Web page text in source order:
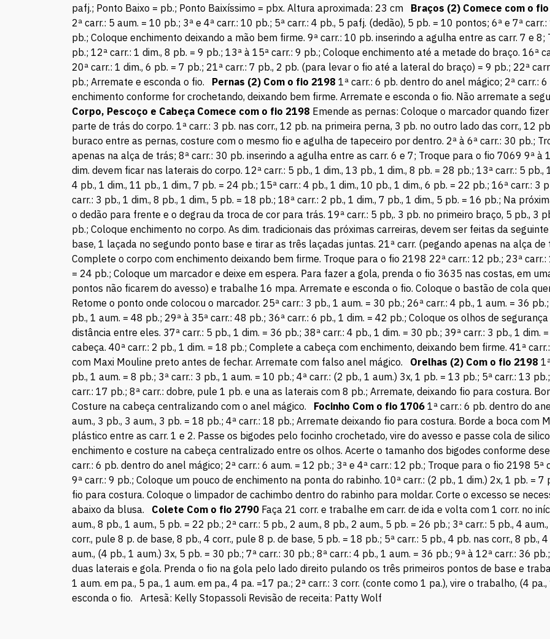
pafj.; Ponto Baixo = pb.; Ponto Baixíssimo = pbx. Altura aproximada: 23 cm Braços (2) Comece com o
2ª carr.: 5 aum. = 10 pb.; 3ª e 4ª carr.: 10 pb.; 5ª carr.: 4 pb., 5 pafj. (dedão), 5 pb. = 10 pontos; 6ª e 7ª
pb.; Coloque enchimento deixando a mão bem firme. 9ª carr.: 10 pb. inserindo a agulha entre as carr. 7 e
pb.; 12ª carr.: 1 dim., 8 pb. = 9 pb.; 13ª à 15ª carr.: 9 pb.; Coloque enchimento até a metade do braço. 16ª
20ª carr.: 1 dim., 6 pb. = 7 pb.; 21ª carr.: 7 pb., 2 pb. (para levar o fio até a lateral do braço) = 9 pb.; 22ª
pb.; Arremate e esconda o fio. Pernas (2) Com o fio 2198 1ª carr.: 6 pb. dentro do anel mágico; 2ª carr.:
enchimento conforme for crochetando, deixando bem firme. Arremate e esconda o fio. Não arremate a
Corpo, Pescoço e Cabeça Comece com o fio 2198 Emende as pernas: Coloque o marcador quando
parte de trás do corpo. 1ª carr.: 3 pb. nas corr., 12 pb. na primeira perna, 3 pb. no outro lado das corr., 12
buraco entre as pernas, costure com o mesmo fio e agulha de tapeceiro por dentro. 2ª à 6ª carr.: 30 pb.;
apenas na alça de trás; 8ª carr.: 30 pb. inserindo a agulha entre as carr. 6 e 7; Troque para o fio 7069 9ª à
dim. devem ficar nas laterais do corpo. 12ª carr.: 5 pb., 1 dim., 13 pb., 1 dim., 8 pb. = 28 pb.; 13ª carr.: 5 pb.,
4 pb., 1 dim., 11 pb., 1 dim., 7 pb. = 24 pb.; 15ª carr.: 4 pb., 1 dim., 10 pb., 1 dim., 6 pb. = 22 pb.; 16ª carr.: 3
carr.: 3 pb., 1 dim., 8 pb., 1 dim., 5 pb. = 18 pb.; 18ª carr.: 2 pb., 1 dim., 7 pb., 1 dim., 5 pb. = 16 pb.; Na
o dedão para frente e o degrau da troca de cor para trás. 19ª carr.: 5 pb,. 3 pb. no primeiro braço, 5 pb., 3
pb.; Coloque enchimento no corpo. As dim. tradicionais das próximas carreiras, devem ser feitas da
base, 1 laçada no segundo ponto base e tirar as três laçadas juntas. 21ª carr. (pegando apenas na alça
Complete o corpo com enchimento deixando bem firme. Troque para o fio 2198 22ª carr.: 12 pb.; 23ª carr.:
= 24 pb.; Coloque um marcador e deixe em espera. Para fazer a gola, prenda o fio 3635 nas costas, em
pontos não ficarem do avesso) e trabalhe 16 mpa. Arremate e esconda o fio. Coloque o bastão de cola
Retome o ponto onde colocou o marcador. 25ª carr.: 3 pb., 1 aum. = 30 pb.; 26ª carr.: 4 pb., 1 aum. = 36
pb., 1 aum. = 48 pb.; 29ª à 35ª carr.: 48 pb.; 36ª carr.: 6 pb., 1 dim. = 42 pb.; Coloque os olhos de
distância entre eles. 37ª carr.: 5 pb., 1 dim. = 36 pb.; 38ª carr.: 4 pb., 1 dim. = 30 pb.; 39ª carr.: 3 pb., 1
cabeça. 40ª carr.: 2 pb., 1 dim. = 18 pb.; Complete a cabeça com enchimento, deixando bem firme. 41ª
com Maxi Mouline preto antes de fechar. Arremate com falso anel mágico. Orelhas (2) Com o fio 2198
pb., 1 aum. = 8 pb.; 3ª carr.: 3 pb., 1 aum. = 10 pb.; 4ª carr.: (2 pb., 1 aum.) 3x, 1 pb. = 13 pb.; 5ª carr.: 13
carr.: 17 pb.; 8ª carr.: dobre, pule 1 pb. e una as laterais com 8 pb.; Arremate, deixando fio para costura.
Costure na cabeça centralizando com o anel mágico. Focinho Com o fio 1706 1ª carr.: 6 pb. dentro do
aum., 3 pb., 3 aum., 3 pb. = 18 pb.; 4ª carr.: 18 pb.; Arremate deixando fio para costura. Borde a boca com
plástico entre as carr. 1 e 2. Passe os bigodes pelo focinho crochetado, vire do avesso e passe cola de
enchimento e costure na cabeça centralizado entre os olhos. Acerte o tamanho dos bigodes conforme
carr.: 6 pb. dentro do anel mágico; 2ª carr.: 6 aum. = 12 pb.; 3ª e 4ª carr.: 12 pb.; Troque para o fio 2198 5ª
9ª carr.: 9 pb.; Coloque um pouco de enchimento na ponta do rabinho. 10ª carr.: (2 pb., 1 dim.) 2x, 1 pb. =
fio para costura. Coloque o limpador de cachimbo dentro do rabinho para moldar. Corte o excesso se
abaixo da blusa. Colete Com o fio 2790 Faça 21 corr. e trabalhe em carr. de ida e volta com 1 corr. no
aum., 8 pb., 1 aum., 5 pb. = 22 pb.; 2ª carr.: 5 pb., 2 aum., 8 pb., 2 aum., 5 pb. = 26 pb.; 3ª carr.: 5 pb., 4
corr., pule 8 p. de base, 8 pb., 4 corr., pule 8 p. de base, 5 pb. = 18 pb.; 5ª carr.: 5 pb., 4 pb. nas corr., 8 pb.,
aum., (4 pb., 1 aum.) 3x, 5 pb. = 30 pb.; 7ª carr.: 30 pb.; 8ª carr.: 4 pb., 1 aum. = 36 pb.; 9ª à 12ª carr.: 36
duas laterais e gola. Prenda o fio na gola pelo lado direito pulando os três primeiros pontos de base e
1 aum. em pa., 5 pa., 1 aum. em pa., 4 pa. =17 pa.; 2ª carr.: 3 corr. (conte como 1 pa.), vire o trabalho, (4
esconda o fio. Artesã: Kelly Stopassoli Revisão de receita: Patty Wolf